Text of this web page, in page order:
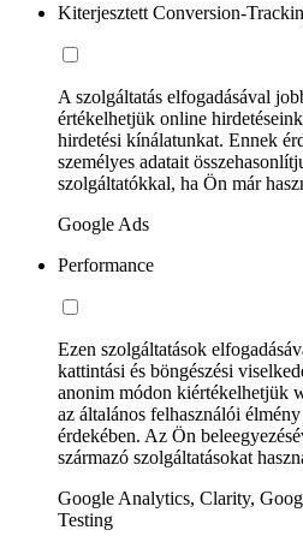
Kiterjesztett Conversion-
A szolgáltatás elfogadásával
értékelhetjük online
hirdetési kínálatunkat. Ennek
személyes adatait
szolgáltatókkal, ha Ön már
Google Ads
Performance
Ezen szolgáltatások
kattintási és böngészési
anonim módon kiértékelhetjük
az általános felhasználói
érdekében. Az Ön
származó szolgáltatásokat
Google Analytics, Clarity,
Testing